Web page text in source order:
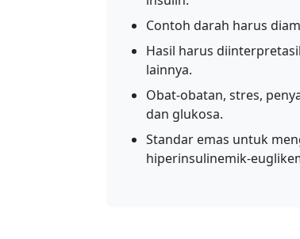
Contoh darah harus
Hasil harus
lainnya.
Obat-obatan, stres,
dan glukosa.
Standar emas untuk
hiperinsulinemik-